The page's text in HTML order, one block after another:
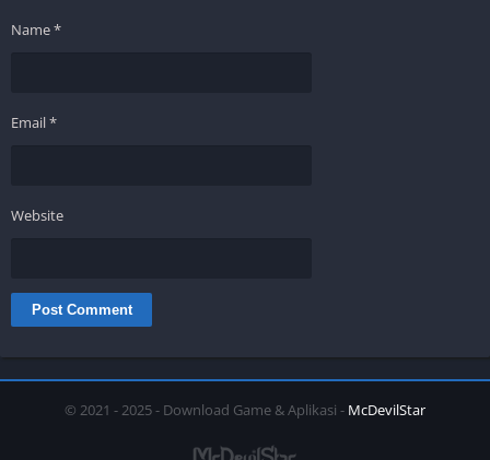
Name*
Email*
Website
© 2021 - 2025 - Download Game & Aplikasi - McDevilStar